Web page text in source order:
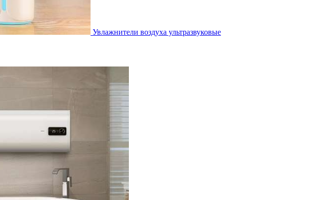
Увлажнители воздуха ультразвуковые